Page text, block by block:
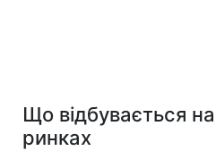
Що відбувається на
ринках